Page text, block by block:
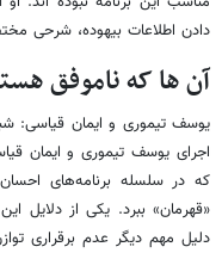
دادن اطلاعات بیهوده، شرحی
آن ها که ناموفق
یوسف تیموری و ایمان قیاسی:
اجرای یوسف تیموری و ایمان
که در سلسله برنامه‌های
«قهرمان» ببرد. یکی از دلایل
دلیل مهم دیگر عدم برقراری